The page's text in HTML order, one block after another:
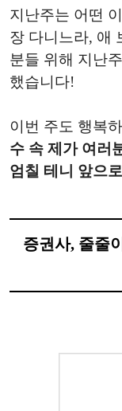
지난주는 어떤
장 다니느라, 애
분들 위해 지난
했습니다!
이번 주도 행복
수 속 제가 여러
엄칠 테니 앞으
증권사, 줄줄